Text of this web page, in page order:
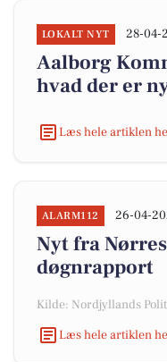
LOKALT NYT 28-04-
Aalborg
hvad der er
Læs hele artiklen
ALARM112 26-04-
Nyt fra
døgnrapport
Kilde: Nordjyllands
Læs hele artiklen